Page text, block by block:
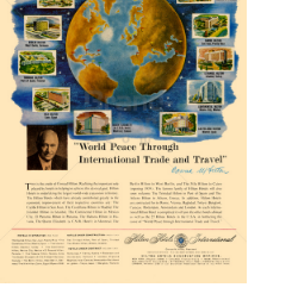
Konzerne
Epoche
Hilton Hotels
International
Hilton International
GmbH
1959
Bild-ID: 20771